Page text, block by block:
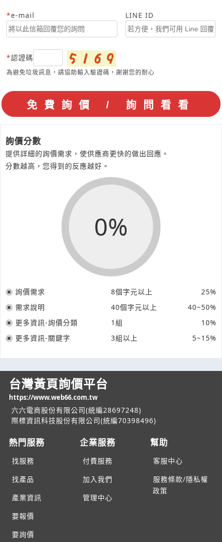
e-mail LINE ID
認證碼
為避免垃圾訊息，請協助輸入驗證碼，謝謝您的耐心
詢價分數
提供詳細的詢價需求，使供應商更快的做出回應。
分數越高，您得到的反應越好。
0%
詢價需求 8個字元以上
25%
需求說明
40個字元以上
40~50%
更多資訊-詢價分類
1組
10%
更多資訊-關鍵字
3組以上 5~15%
台灣黃頁詢價平台
https://www.web66.com.tw
六六電商股份有限公司(統編28697248)
際標資訊科技股份有限公司(統編70398496)
熱門服務
找服務
找產品
產業資訊
要報價
要詢價
企業服務
付費服務
加入我們
管理中心
幫助
客服中心
服務條款/隱私權
政策